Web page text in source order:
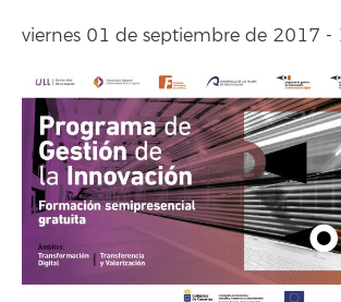
viernes 01 de septiembre de 2017 -